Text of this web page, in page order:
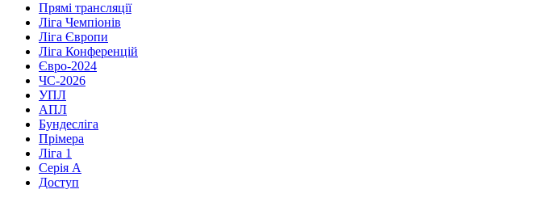
Прямі трансляції
Ліга Чемпіонів
Ліга Європи
Ліга Конференцій
Євро-2024
ЧС-2026
УПЛ
АПЛ
Бундесліга
Прімера
Ліга 1
Серія А
Доступ